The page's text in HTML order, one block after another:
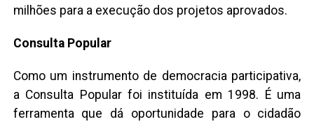
milhões para a execução dos projetos aprovados.
Consulta Popular
Como um instrumento de democracia participativa,
a Consulta Popular foi instituída em 1998. É uma
ferramenta que dá oportunidade para o cidadão